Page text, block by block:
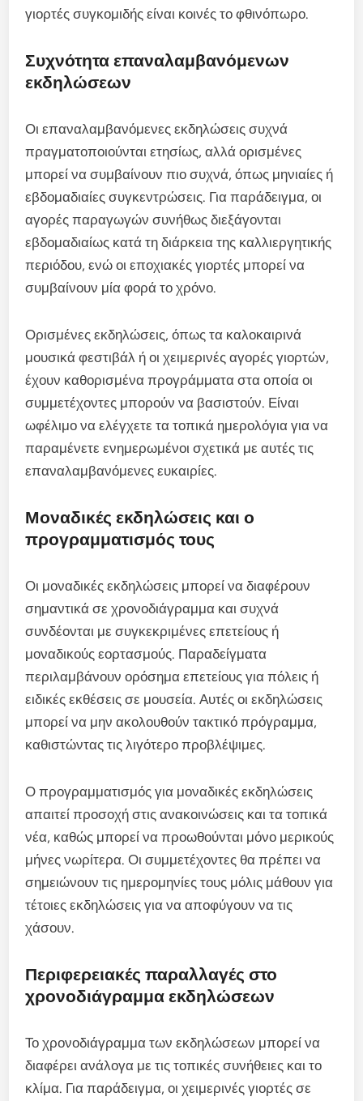
γιορτές συγκομιδής είναι κοινές το φθινόπωρο.
Συχνότητα επαναλαμβανόμενων
εκδηλώσεων
Οι επαναλαμβανόμενες εκδηλώσεις συχνά
πραγματοποιούνται ετησίως, αλλά ορισμένες
μπορεί να συμβαίνουν πιο συχνά, όπως μηνιαίες ή
εβδομαδιαίες συγκεντρώσεις. Για παράδειγμα, οι
αγορές παραγωγών συνήθως διεξάγονται
εβδομαδιαίως κατά τη διάρκεια της καλλιεργητικής
περιόδου, ενώ οι εποχιακές γιορτές μπορεί να
συμβαίνουν μία φορά το χρόνο.
Ορισμένες εκδηλώσεις, όπως τα καλοκαιρινά
μουσικά φεστιβάλ ή οι χειμερινές αγορές γιορτών,
έχουν καθορισμένα προγράμματα στα οποία οι
συμμετέχοντες μπορούν να βασιστούν. Είναι
ωφέλιμο να ελέγχετε τα τοπικά ημερολόγια για να
παραμένετε ενημερωμένοι σχετικά με αυτές τις
επαναλαμβανόμενες ευκαιρίες.
Μοναδικές εκδηλώσεις και ο
προγραμματισμός τους
Οι μοναδικές εκδηλώσεις μπορεί να διαφέρουν
σημαντικά σε χρονοδιάγραμμα και συχνά
συνδέονται με συγκεκριμένες επετείους ή
μοναδικούς εορτασμούς. Παραδείγματα
περιλαμβάνουν ορόσημα επετείους για πόλεις ή
ειδικές εκθέσεις σε μουσεία. Αυτές οι εκδηλώσεις
μπορεί να μην ακολουθούν τακτικό πρόγραμμα,
καθιστώντας τις λιγότερο προβλέψιμες.
Ο προγραμματισμός για μοναδικές εκδηλώσεις
απαιτεί προσοχή στις ανακοινώσεις και τα τοπικά
νέα, καθώς μπορεί να προωθούνται μόνο μερικούς
μήνες νωρίτερα. Οι συμμετέχοντες θα πρέπει να
σημειώνουν τις ημερομηνίες τους μόλις μάθουν για
τέτοιες εκδηλώσεις για να αποφύγουν να τις
χάσουν.
Περιφερειακές παραλλαγές στο
χρονοδιάγραμμα εκδηλώσεων
Το χρονοδιάγραμμα των εκδηλώσεων μπορεί να
διαφέρει ανάλογα με τις τοπικές συνήθειες και το
κλίμα. Για παράδειγμα, οι χειμερινές γιορτές σε